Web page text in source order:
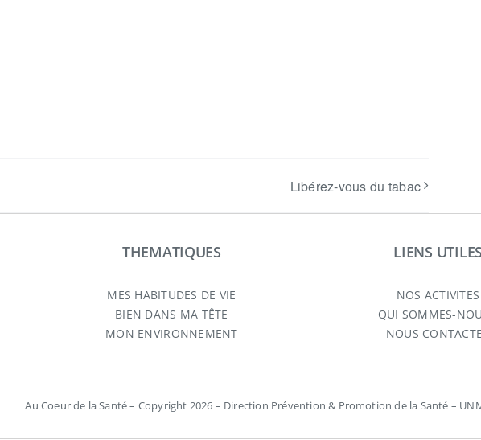
Libérez-vous du tabac
THEMATIQUES
MES HABITUDES DE VIE
BIEN DANS MA TÊTE
MON ENVIRONNEMENT
LIENS UTILES
NOS ACTIVITES
QUI SOMMES-
NOUS
Au Coeur de la Santé – Copyright 2026 – Direction Prévention & Promotion de la Santé –